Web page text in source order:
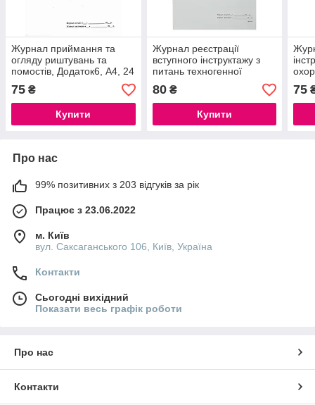
Журнал приймання та
огляду риштувань та
помостів, Додаток6, А4, 24
арк.
75 ₴
Купити
Журнал реєстрації
вступного інструктажу з
питань техногенної
безпеки дод.3 24 арк
80₴
Купити
75
Про нас
99% позитивних з 203 відгуків за рік
Працює з 23.06.2022
м. Київ
вул. Саксаганського 106, Київ, Україна
Контакти
Сьогодні вихідний
Показати весь графік роботи
Про нас
Контакти